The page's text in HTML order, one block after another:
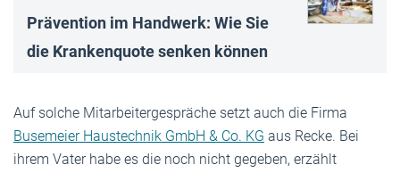
Prävention im Handwerk: Wie Sie
die Krankenquote senken können
Auf solche Mitarbeitergespräche setzt auch die Firma
Busemeier Haustechnik GmbH & Co. KG aus Recke. Bei
ihrem Vater habe es die noch nicht gegeben, erzählt